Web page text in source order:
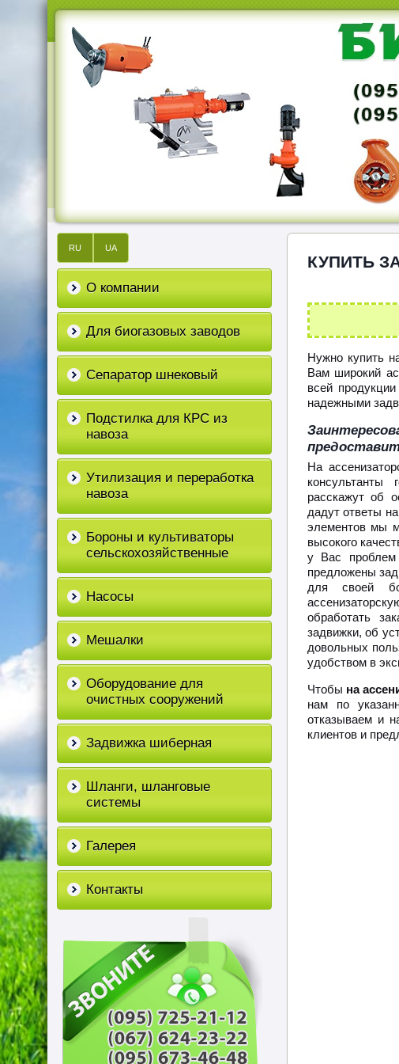
RU UA
О компании
Для биогазовых заводов
Сепаратор шнековый
Подстилка для КРС из
навоза
Утилизация и переработка
навоза
Бороны и культиваторы
сельскохозяйственные
Насосы
Мешалки
Оборудование для
очистных сооружений
Задвижка шиберная
Шланги, шланговые
системы
Галерея
Контакты
КУПИТЬ
Нужно купить
Вам широкий
всей
надежными
На
расскажут об
дадут ответы
элементов мы
высокого
у Вас проблем
предложены
для своей
обработать
задвижки, об
довольных
удобством в
Чтобы на
нам по
отказываем и
клиентов и